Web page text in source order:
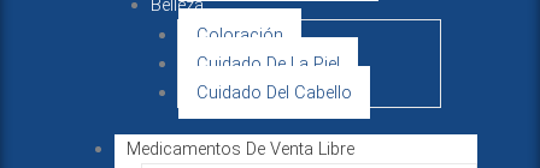
Belleza
Coloración
Cuidado De La Piel
Cuidado Del Cabello
Medicamentos De Venta Libre